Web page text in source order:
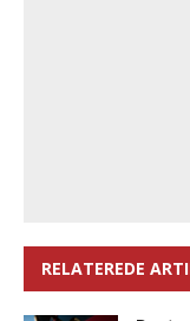
RELATEREDE